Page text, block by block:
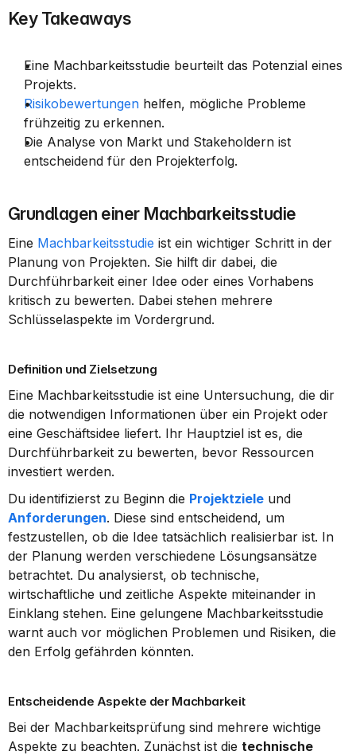
Key Takeaways
Eine Machbarkeitsstudie beurteilt das Potenzial eines
Projekts.
Risikobewertungen helfen, mögliche Probleme
frühzeitig zu erkennen.
Die Analyse von Markt und Stakeholdern ist
entscheidend für den Projekterfolg.
Grundlagen einer Machbarkeitsstudie
Eine Machbarkeitsstudie ist ein wichtiger Schritt in der
Planung von Projekten. Sie hilft dir dabei, die
Durchführbarkeit einer Idee oder eines Vorhabens
kritisch zu bewerten. Dabei stehen mehrere
Schlüsselaspekte im Vordergrund.
Definition und Zielsetzung
Eine Machbarkeitsstudie ist eine Untersuchung, die dir
die notwendigen Informationen über ein Projekt oder
eine Geschäftsidee liefert. Ihr Hauptziel ist es, die
Durchführbarkeit zu bewerten, bevor Ressourcen
investiert werden.
Du identifizierst zu Beginn die Projektziele
Anforderungen. Diese sind entscheidend, um
festzustellen, ob die Idee tatsächlich realisierbar ist. In
der Planung werden verschiedene Lösungsansätze
betrachtet. Du analysierst, ob technische,
wirtschaftliche und zeitliche Aspekte miteinander in
Einklang stehen. Eine gelungene Machbarkeitsstudie
warnt auch vor möglichen Problemen und Risiken, die
den Erfolg gefährden könnten.
Entscheidende Aspekte der Machbarkeit
Bei der Machbarkeitsprüfung sind mehrere wichtige
Aspekte zu beachten. Zunächst ist die technische